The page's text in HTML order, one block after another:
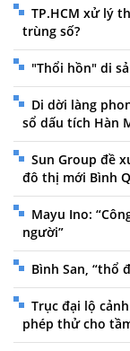
TP.HCM xử lý
trùng số?
"Thổi hồn" di
Di dời làng
sổ dấu tích Hàn
Sun Group đề
đô thị mới Bình
Mayu Ino:
người”
Bình San, “thổ
Trục đại lộ
phép thử cho